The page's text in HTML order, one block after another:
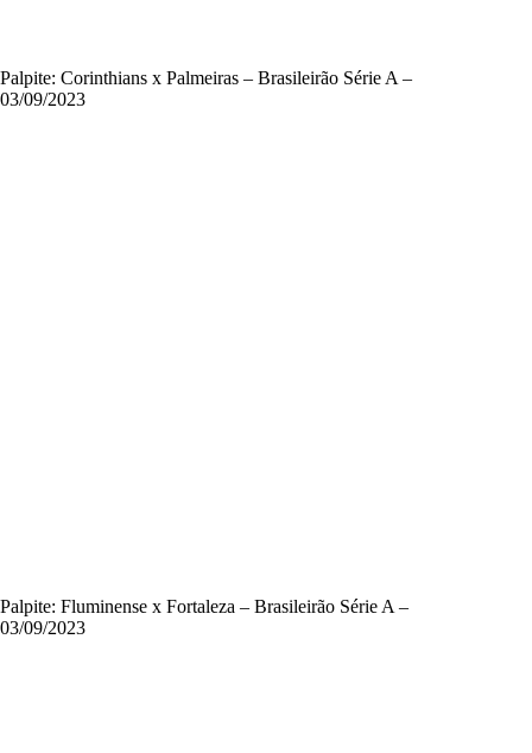
Palpite: Corinthians x Palmeiras – Brasileirão Série A –
03/09/2023
Palpite: Fluminense x Fortaleza – Brasileirão Série A –
03/09/2023